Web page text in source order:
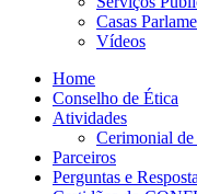
Casas
Vídeos
Home
Conselho de Ética
Atividades
Cerimonial de
Parceiros
Perguntas e